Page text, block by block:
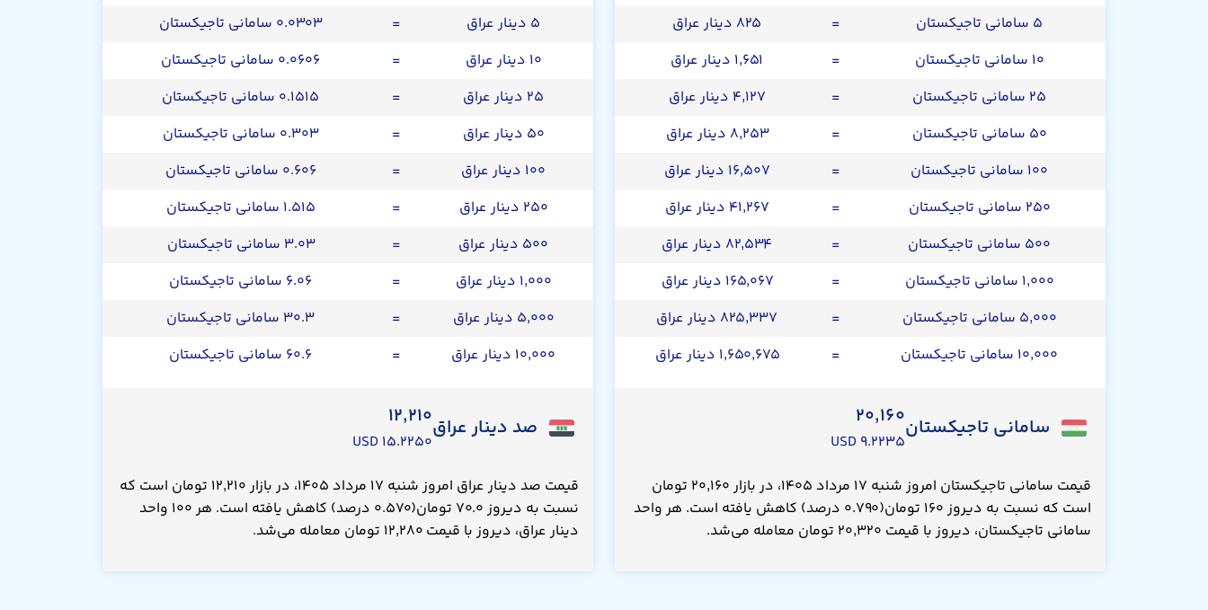
۵ سامانی تاجیکستان
=
۸۲۵ دینار عراق
۱۰ سامانی تاجیکستان
=
۱,۶۵۱ دینار عراق
۲۵ سامانی تاجیکستان
=
۴,۱۲۷ دینار عراق
۵۰ سامانی تاجیکستان
=
۸,۲۵۳ دینار عراق
۱۰۰ سامانی تاجیکستان
=
۱۶,۵۰۷ دینار عراق
۲۵۰ سامانی تاجیکستان
=
۴۱,۲۶۷ دینار عراق
۵۰۰ سامانی تاجیکستان
=
۸۲,۵۳۴ دینار عراق
۱,۰۰۰ سامانی تاجیکستان
=
۱۶۵,۰۶۷ دینار عراق
۵,۰۰۰ سامانی تاجیکستان
=
۸۲۵,۳۳۷ دینار عراق
۱۰,۰۰۰ سامانی تاجیکستان
= ۱,۶۵۰,۶۷۵ دینار عراق
سامانی تاجیکستان۲۰,۱۶۰
۹.۲۲۳۵ USD
قیمت سامانی تاجیکستان امروز شنبه ۱۷ مرداد ۱۴۰۵، در بازار ۲۰,۱۶۰ تومان
است که نسبت به دیروز ۱۶۰ تومان(۰.۷۹۰ درصد) کاهش یافته است. هر واحد
سامانی تاجیکستان، دیروز با قیمت ۲۰,۳۲۰ تومان معامله می‌شد.
۵ دینار عراق
=
۰.۰۳۰۳ سامانی تاجیکستان
۱۰ دینار عراق
=
۰.۰۶۰۶ سامانی تاجیکستان
۲۵ دینار عراق
=
۰.۱۵۱۵ سامانی تاجیکستان
۵۰ دینار عراق
=
۰.۳۰۳ سامانی تاجیکستان
۱۰۰ دینار عراق
=
۰.۶۰۶ سامانی تاجیکستان
۲۵۰ دینار عراق
=
۱.۵۱۵ سامانی تاجیکستان
۵۰۰ دینار عراق
=
۳.۰۳ سامانی تاجیکستان
۱,۰۰۰ دینار عراق
=
۶.۰۶ سامانی تاجیکستان
۵,۰۰۰ دینار عراق
=
۳۰.۳ سامانی تاجیکستان
۱۰,۰۰۰ دینار عراق
= ۶۰.۶ سامانی تاجیکستان
صد دینار عراق۱۲,۲۱۰
۱۵.۲۲۵۰ USD
قیمت صد دینار عراق امروز شنبه ۱۷ مرداد ۱۴۰۵، در بازار ۱۲,۲۱۰ تومان است که
نسبت به دیروز ۷۰.۰ تومان(۰.۵۷۰ درصد) کاهش یافته است. هر ۱۰۰ واحد
دینار عراق، دیروز با قیمت ۱۲,۲۸۰ تومان معامله می‌شد.